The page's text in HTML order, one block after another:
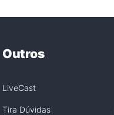
Outros
LiveCast
Tira Dúvidas